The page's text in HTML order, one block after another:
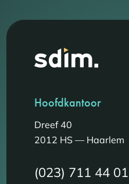
Hoofdkantoor
Dreef 40
2012 HS — Haarlem
(023) 711 44 01